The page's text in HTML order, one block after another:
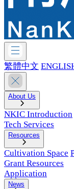
繁體中文
About Us
NKIC Introduction
Tech Services
Resources
Cultivation Space
Grant Resources
Application
News